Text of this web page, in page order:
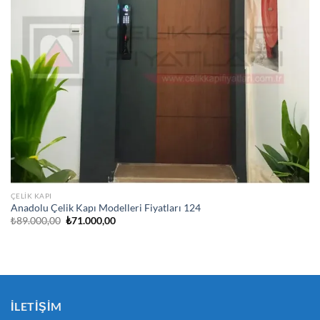
ÇELIK KAPI
Anadolu Çelik Kapı Modelleri Fiyatları 124
₺89.000,00 Orijinal
₺71.000,00Şu
İLETIŞIM